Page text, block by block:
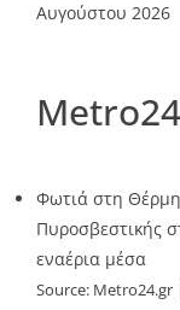
Αυγούστου 2026
Φωτιά στη
Πυροσβεστικής
εναέρια μέσα
Source: Metro24.gr